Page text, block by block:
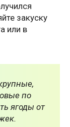
закуску
или в
по
ягоды от